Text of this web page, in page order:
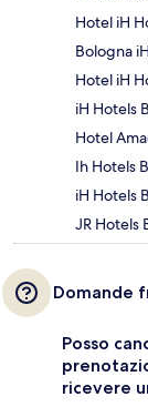
Hotel iH
Bologna
Hotel iH
iH Hotels
Hotel
Ih Hotels
iH Hotels
JR Hotels
Domande
Posso
ricevere